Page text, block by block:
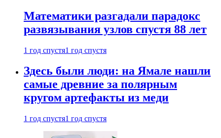
Математики разгадали парадокс
развязывания узлов спустя 88 лет
1 год спустя1 год спустя
Здесь были люди: на Ямале нашли
самые древние за полярным
кругом артефакты из меди
1 год спустя1 год спустя